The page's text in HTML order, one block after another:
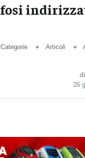
Categorie Articoli
26